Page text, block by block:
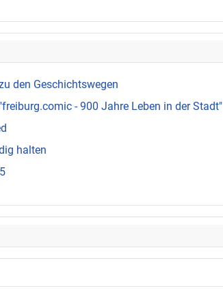
den Geschichtswegen
- 900 Jahre Leben in der Stadt"
halten